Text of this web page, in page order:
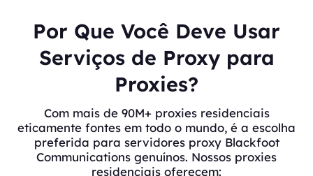
Por Que Você Deve Usar
Serviços de Proxy para
Proxies?
Com mais de 90M+ proxies residenciais
eticamente fontes em todo o mundo, é a escolha
preferida para servidores proxy Blackfoot
Communications genuínos. Nossos proxies
residenciais oferecem: